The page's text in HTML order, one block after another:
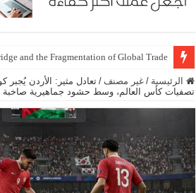
and the Fragmentation of Global Trade
الرئيسية / غير مصنف / تعادل مثير: الأردن يُجبر
تصفيات كأس العالم، وسط حشود جماهيرية صاخبة